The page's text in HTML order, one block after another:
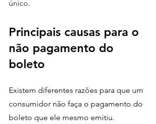
único.
Principais causas para o
não pagamento do
boleto
Existem diferentes razões para que um
consumidor não faça o pagamento do
boleto que ele mesmo emitiu.